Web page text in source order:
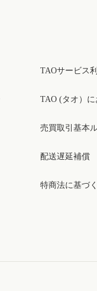
TAOサービス
TAO (タオ）
売買取引基本
配送遅延補償
特商法に基づ